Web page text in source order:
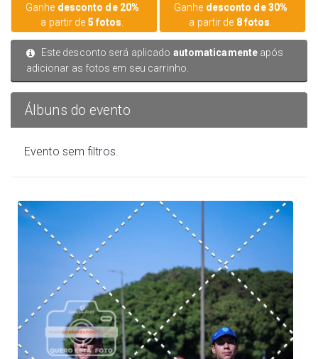
Ganhe desconto de 20%
a partir de 5 fotos
Ganhe desconto de 30%
a partir de 8 fotos
Este desconto será aplicado automaticamente após
adicionar as fotos em seu carrinho.
Álbuns do evento
Evento sem filtros.